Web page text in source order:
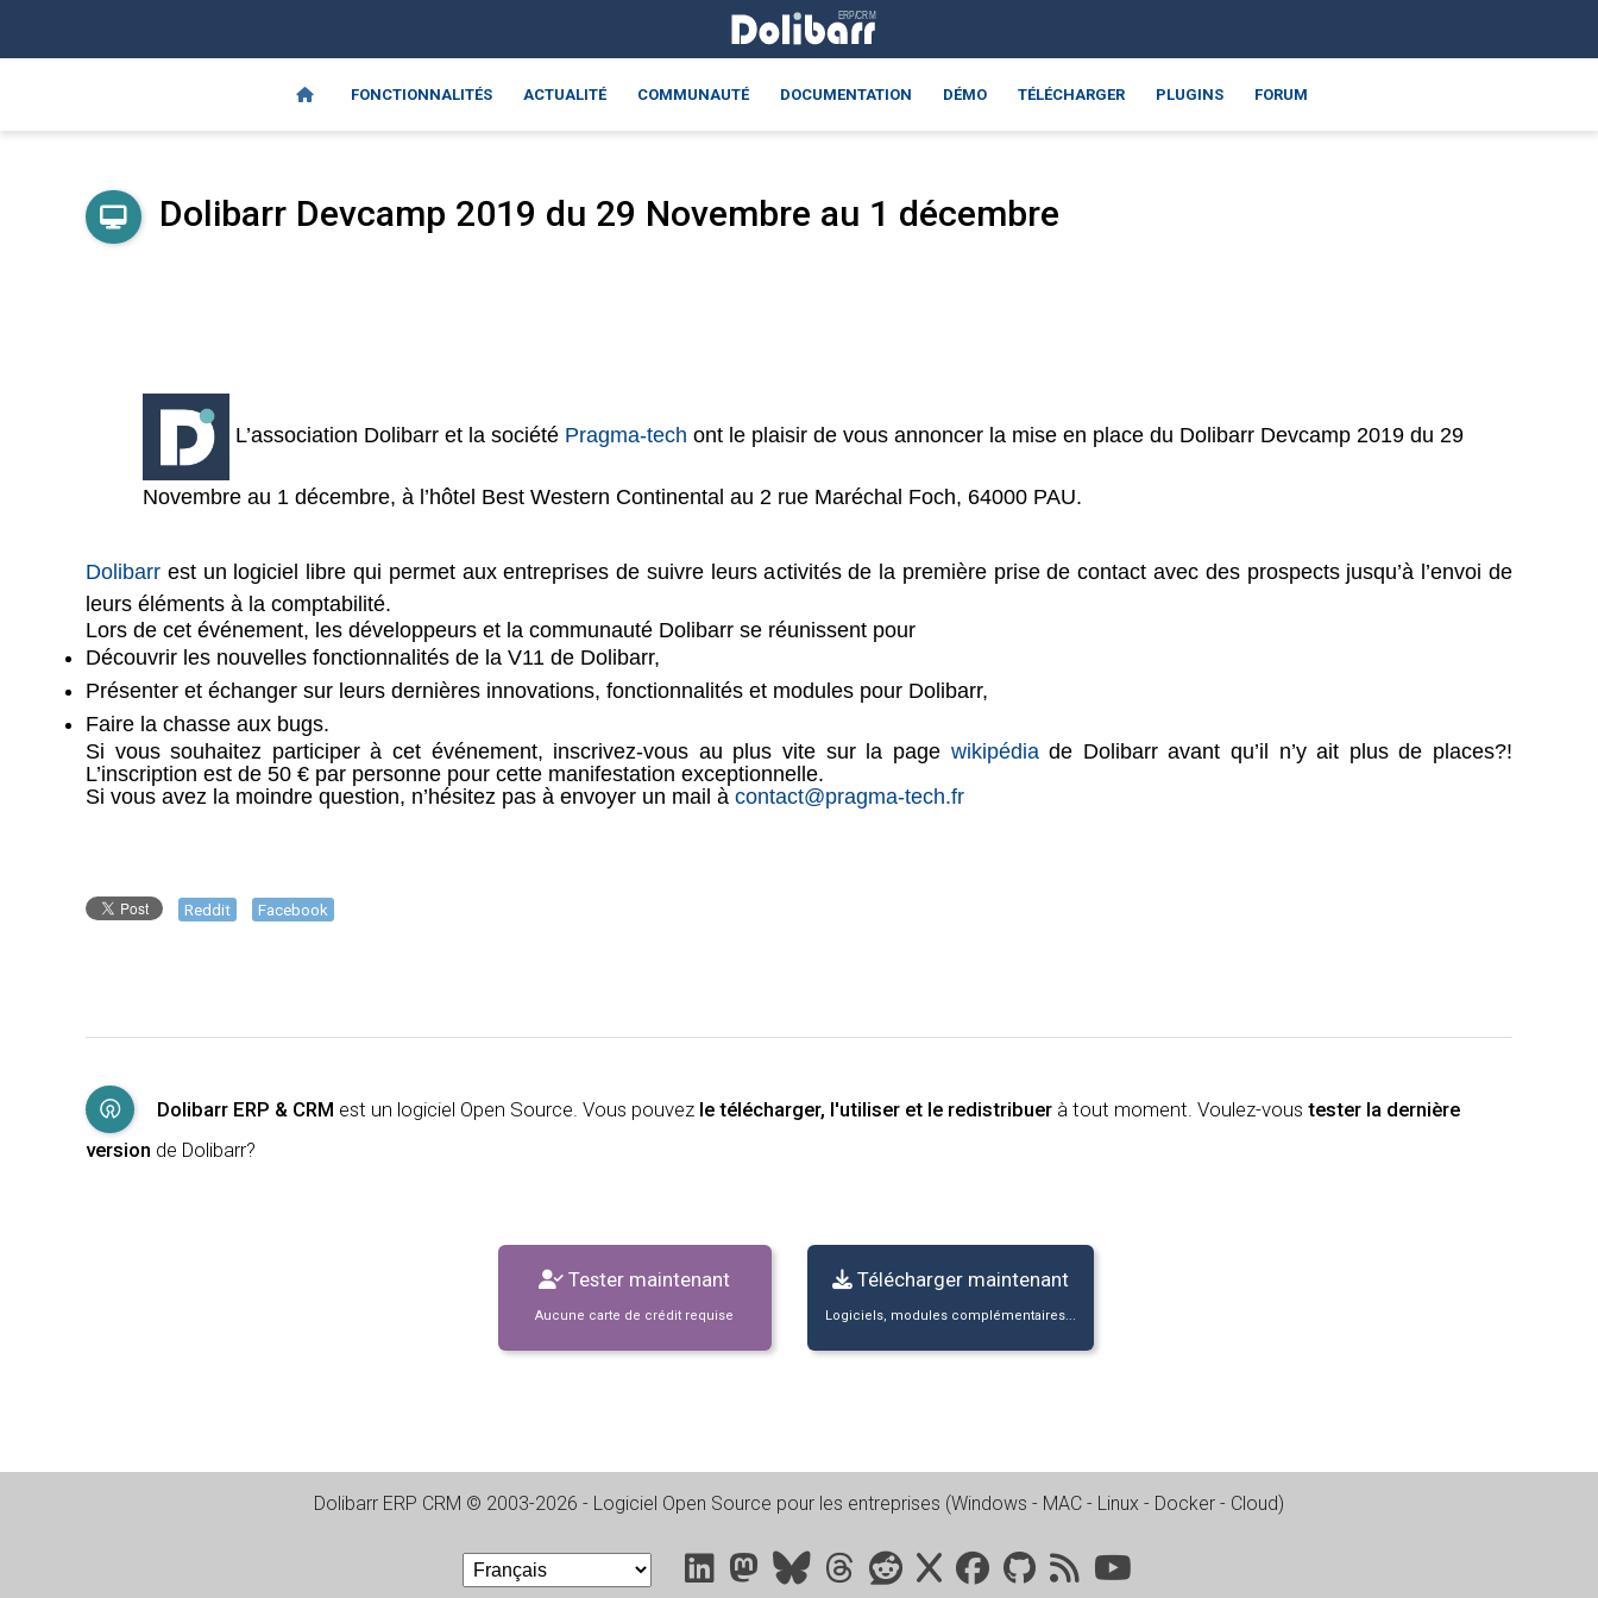
FONCTIONNALITÉS ACTUALITÉ COMMUNAUTÉ DOCUMENTATION DÉMO TÉLÉCHARGER PLUGINS FORUM
Dolibarr Devcamp 2019 du 29 Novembre au 1 décembre
L’association Dolibarr et la société Pragma-tech ont le plaisir de vous annoncer la mise en place du Dolibarr Devcamp 2019 du 29
Novembre au 1 décembre, à l’hôtel Best Western Continental au 2 rue Maréchal Foch, 64000 PAU.
Dolibarr est un logiciel libre qui permet aux entreprises de suivre leurs activités de la première prise de contact avec des prospects jusqu’à l’envoi de
leurs éléments à la comptabilité.
Lors de cet événement, les développeurs et la communauté Dolibarr se réunissent pour
Découvrir les nouvelles fonctionnalités de la V11 de Dolibarr,
Présenter et échanger sur leurs dernières innovations, fonctionnalités et modules pour Dolibarr,
Faire la chasse aux bugs.
Si vous souhaitez participer à cet événement, inscrivez-vous au plus vite sur la page wikipédiade Dolibarr avant qu’il n’y ait plus de places?!
L’inscription est de 50 € par personne pour cette manifestation exceptionnelle.
Si vous avez la moindre question, n’hésitez pas à envoyer un mail à contact@pragma-tech.fr
Reddit Facebook
Dolibarr ERP & CRM est un logiciel Open Source. Vous pouvez le télécharger, l'utiliser et le redistribuer à tout moment. Voulez-vous tester la dernière
version de Dolibarr?
Tester maintenant
Aucune carte de crédit requise
Télécharger maintenant
Logiciels, modules complémentaires...
Dolibarr ERP CRM © 2003-2026 - Logiciel Open Source pour les entreprises (Windows - MAC - Linux - Docker - Cloud)